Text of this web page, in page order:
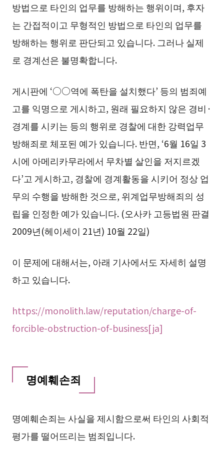
방법으로 타인의 업무를 방해하는 행위이며, 후자
는 간접적이고 무형적인 방법으로 타인의 업무를
방해하는 행위로 판단되고 있습니다. 그러나 실제
로 경계선은 불명확합니다.
게시판에 ‘○○역에 폭탄을 설치했다’ 등의 범죄예
고를 익명으로 게시하고, 원래 필요하지 않은 경비·
경계를 시키는 등의 행위로 경찰에 대한 강력업무
방해죄로 체포된 예가 있습니다. 반면, ‘6월 16일 3
시에 아메리카무라에서 무차별 살인을 저지르겠
다’고 게시하고, 경찰에 경계활동을 시키어 정상 업
무의 수행을 방해한 것으로, 위계업무방해죄의 성
립을 인정한 예가 있습니다. (오사카 고등법원 판결
2009년(헤이세이 21년) 10월 22일)
이 문제에 대해서는, 아래 기사에서도 자세히 설명
하고 있습니다.
https://monolith.law/reputation/charge-of-
forcible-obstruction-of-business[ja]
명예훼손죄
명예훼손죄는 사실을 제시함으로써 타인의 사회적
평가를 떨어뜨리는 범죄입니다.